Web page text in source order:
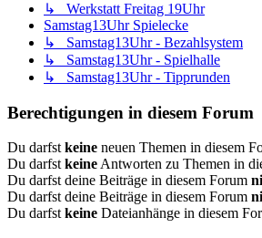
↳ Werkstatt Freitag 19Uhr
Samstag13Uhr Spielecke
↳ Samstag13Uhr - Bezahlsystem
↳ Samstag13Uhr - Spielhalle
↳ Samstag13Uhr - Tipprunden
Berechtigungen in diesem Forum
Du darfstkeine neuen Themen in diesem
Du darfstkeineAntworten zu Themen in
Du darfst deine Beiträge in diesem Forum
Du darfst deine Beiträge in diesem Forum
Du darfstkeine Dateianhänge in diesem